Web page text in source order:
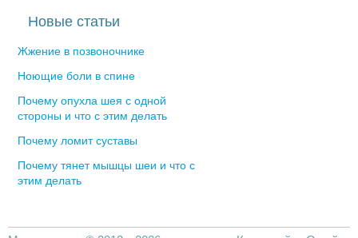
Новые статьи
Жжение в позвоночнике
Ноющие боли в спине
Почему опухла шея с одной
стороны и что с этим делать
Почему ломит суставы
Почему тянет мышцы шеи и что с
этим делать